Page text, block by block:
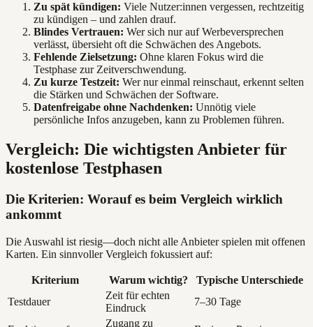
Zu spät kündigen: Viele Nutzer:innen vergessen, rechtzeitig
zu kündigen – und zahlen drauf.
Blindes Vertrauen: Wer sich nur auf Werbeversprechen
verlässt, übersieht oft die Schwächen des Angebots.
Fehlende Zielsetzung: Ohne klaren Fokus wird die
Testphase zur Zeitverschwendung.
Zu kurze Testzeit: Wer nur einmal reinschaut, erkennt selten
die Stärken und Schwächen der Software.
Datenfreigabe ohne Nachdenken: Unnötig viele
persönliche Infos anzugeben, kann zu Problemen führen.
Vergleich: Die wichtigsten Anbieter für
kostenlose Testphasen
Die Kriterien: Worauf es beim Vergleich wirklich
ankommt
Die Auswahl ist riesig—doch nicht alle Anbieter spielen mit offenen
Karten. Ein sinnvoller Vergleich fokussiert auf:
Kriterium Warum wichtig?
Typische Unterschiede
Testdauer
Zeit für echten
Eindruck
7–30 Tage
Zugang zu